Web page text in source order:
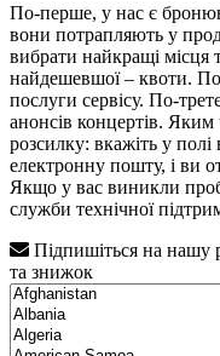
По-перше, у нас є
вони потрапляють у
вибрати найкращі місця
найдешевшої – квоти.
послуги сервісу. По-
анонсів концертів.
розсилку: вкажіть у
електронну пошту, і ви
Якщо у вас виникли
служби технічної
Підпишіться на нашу
та знижок